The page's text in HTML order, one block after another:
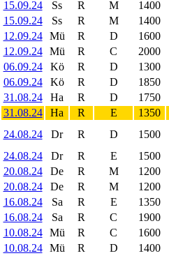
15.09.24
Ss R M 1400
15.09.24
Ss R M 1400
12.09.24
Mü R D 1600
12.09.24
Mü R C 2000
06.09.24
Kö R D 1300
06.09.24
Kö R D 1850
31.08.24
Ha R D 1750
31.08.24
Ha R E 1350
24.08.24
Dr R D 1500
24.08.24
Dr R E 1500
20.08.24
De R M 1200
20.08.24
De R M 1200
16.08.24
Sa R E 1350
16.08.24
Sa R C 1900
10.08.24
Mü R C 1600
10.08.24
Mü R D 1400